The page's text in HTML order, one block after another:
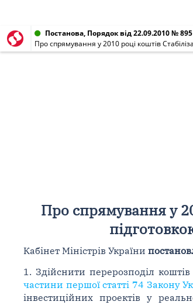
Постанова, Порядок від 22.09.2010 № 895